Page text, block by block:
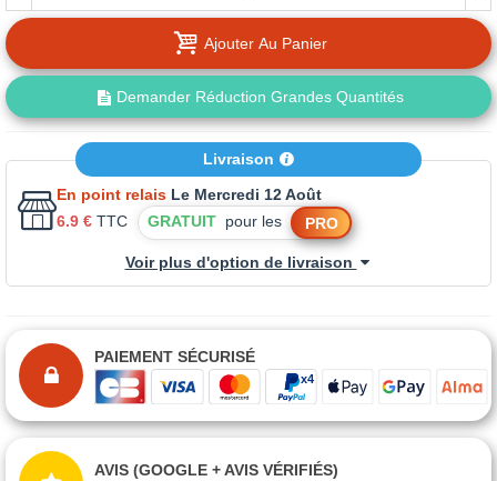
Ajouter Au Panier
Demander Réduction Grandes Quantités
Livraison
En point relais Le Mercredi 12 Août
6.9 € TTC GRATUIT pour les PRO
Voir plus d'option de livraison
PAIEMENT SÉCURISÉ
AVIS (GOOGLE + AVIS VÉRIFIÉS)